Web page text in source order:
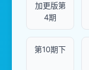
加更版第
4期
第10期下